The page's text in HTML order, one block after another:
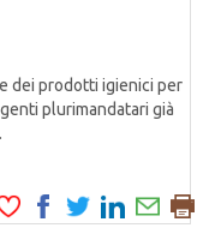
dei prodotti igienici per
plurimandatari già